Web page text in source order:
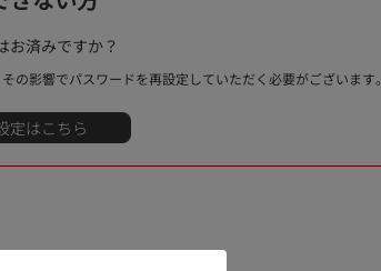
お済みですか？
影響でパスワードを再設定していただく必要がございます。